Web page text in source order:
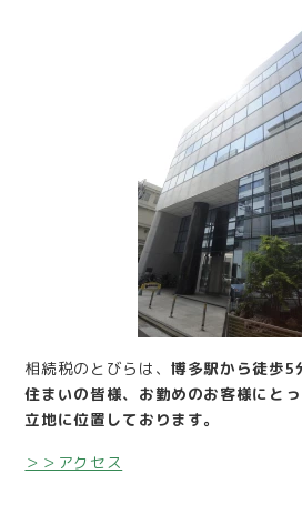
相続税のとびらは、博多駅から徒歩5
住まいの皆様、お勤めのお客様にと
立地に位置しております。
＞＞アクセス